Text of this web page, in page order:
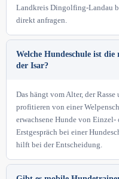
Landkreis Dingolfing-Landau
direkt anfragen.
Welche Hundeschule ist
der Isar?
Das hängt vom Alter, der
profitieren von einer
erwachsene Hunde von
Erstgespräch bei einer
hilft bei der Entscheidung.